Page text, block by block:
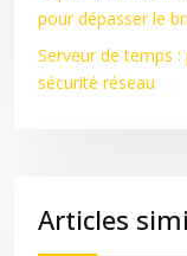
pour dépasser le
Serveur de temps
sécurité réseau
Articles